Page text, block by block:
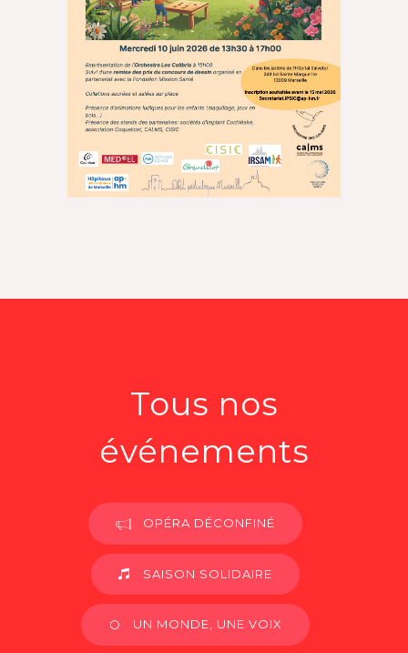
Tous nos
événements
OPÉRA DÉCONFINÉ
SAISON SOLIDAIRE
UN MONDE, UNE VOIX